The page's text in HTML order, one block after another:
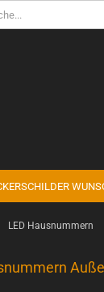
LED Hausnummern